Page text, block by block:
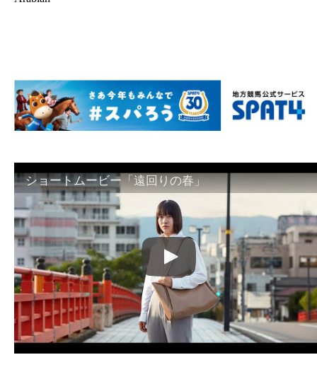
ショートムービー「遠回りの春」